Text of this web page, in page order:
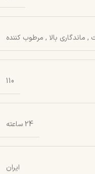
, ماندگاری بالا , مرطوب کننده
110
24 ساعته
ایران